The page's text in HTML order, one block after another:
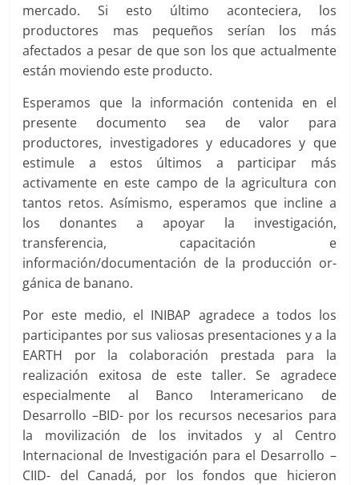
mercado. Si esto último aconteciera, los
productores mas pequeños serían los más
afectados a pesar de que son los que actualmente
están moviendo este producto.
Esperamos que la información contenida en el
presente documento sea de valor para
productores, investigadores y educadores y que
estimule a estos últimos a participar más
activamente en este campo de la agricultura con
tantos retos. Asímismo, esperamos que incline a
los donantes a apoyar la investigación,
transferencia, capacitación e
información/documentación de la producción or-
gánica de banano.
Por este medio, el INIBAP agradece a todos los
participantes por sus valiosas presentaciones y a la
EARTH por la colaboración prestada para la
realización exitosa de este taller. Se agradece
especialmente al Banco Interamericano de
Desarrollo –BID- por los recursos necesarios para
la movilización de los invitados y al Centro
Internacional de Investigación para el Desarrollo –
CIID- del Canadá, por los fondos que hicieron